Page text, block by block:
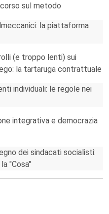
sul metodo
la piattaforma
(e troppo lenti) sui
la tartaruga contrattuale
individuali: le regole nei
integrativa e democrazia
dei sindacati socialisti:
"Cosa"